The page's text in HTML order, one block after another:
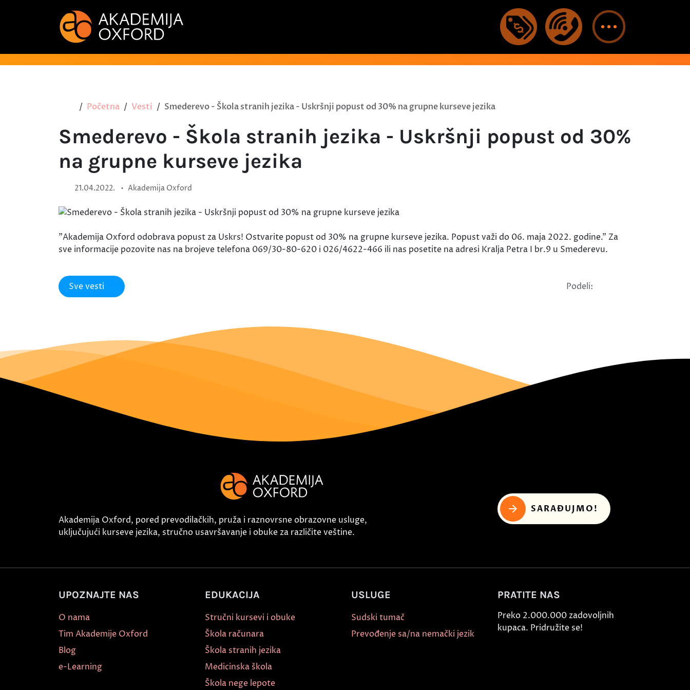
Početna Vesti Smederevo - Škola stranih jezika - Uskršnji popust od 30% na grupne kurseve jezika
Smederevo - Škola stranih jezika - Uskršnji popust od 30%
na grupne kurseve jezika
21.04.2022. • Akademija Oxford
"Akademija Oxford odobrava popust za Uskrs! Ostvarite popust od 30% na grupne kurseve jezika. Popust važi do 06. maja 2022. godine." Za
sve informacije pozovite nas na brojeve telefona 069/30-80-620 i 026/4622-466 ili nas posetite na adresi Kralja Petra I br.9 u Smederevu.
Sve vesti Podeli:
Akademija Oxford, pored prevodilačkih, pruža i raznovrsne obrazovne usluge,
uključujući kurseve jezika, stručno usavršavanje i obuke za različite veštine.
SARAĐUJMO!
UPOZNAJTE NAS
O nama
Tim Akademije Oxford
Blog
e-Learning
EDUKACIJA
Stručni kursevi i obuke
Škola računara
Škola stranih jezika
Medicinska škola
Škola nege lepote
USLUGE
Sudski tumač
Prevođenje sa/na nemački jezik
PRATITE NAS
Preko 2.000.000 zadovoljnih
kupaca. Pridružite se!